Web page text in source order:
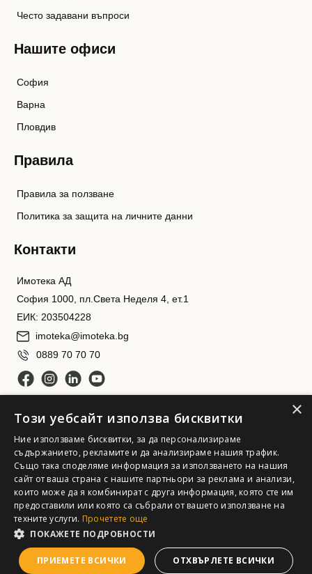
Често задавани въпроси
Нашите офиси
София
Варна
Пловдив
Правила
Правила за ползване
Политика за защита на личните данни
Контакти
Имотека АД
София 1000, пл.Света Неделя 4, ет.1
ЕИК: 203504228
imoteka@imoteka.bg
0889 70 70 70
Имотека АД. Всички права запазени
×
Този уебсайт използва бисквитки
Ние използваме бисквитки, за да персонализираме
съдържанието, рекламите и да анализираме нашия трафик.
Също така споделяме информация за използването на нашия
сайт от ваша страна с нашите партньори за реклама и анализи,
които може да я комбинират с друга информация, която сте им
предоставили или която са събрали от вашето използване на
техните услуги. Прочетете още
ПОКАЖЕТЕ ПОДРОБНОСТИ
ПРИЕМЕТЕ ВСИЧКИ ОТХВЪРЛЕТЕ ВСИЧКИ